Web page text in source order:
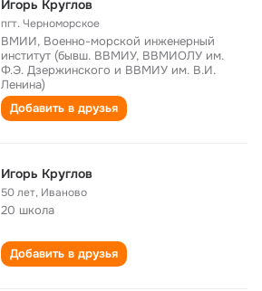
Игорь Круглов
пгт. Черноморское
ВМИИ, Военно-морской инженерный
институт (бывш. ВВМИУ, ВВМИОЛУ им.
Ф.Э. Дзержинского и ВВМИУ им. В.И.
Ленина)
Добавить в друзья
Игорь Круглов
50 лет, Иваново
20 школа
Добавить в друзья